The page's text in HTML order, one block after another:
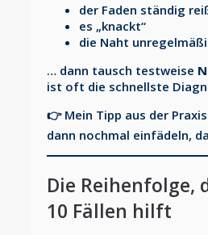
der Faden ständig
es „knackt“
die Naht
… dann tausch testweise
ist oft die schnellste
👉 Mein Tipp aus der
dann nochmal einfädeln,
Die Reihenfolge,
10 Fällen hilft